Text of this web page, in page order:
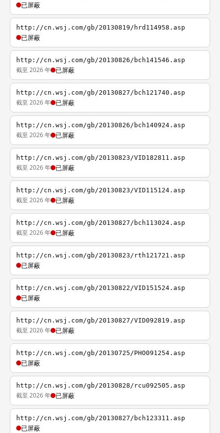
已屏蔽
http://cn.wsj.com/gb/20130819/hrd114958.asp
已屏蔽
http://cn.wsj.com/gb/20130826/bch141546.asp
截至 2026 年 已屏蔽
http://cn.wsj.com/gb/20130827/bch121740.asp
截至 2026 年 已屏蔽
http://cn.wsj.com/gb/20130826/bch140924.asp
截至 2026 年 已屏蔽
http://cn.wsj.com/gb/20130823/VID182811.asp
截至 2026 年 已屏蔽
http://cn.wsj.com/gb/20130823/VID115124.asp
截至 2026 年 已屏蔽
http://cn.wsj.com/gb/20130827/bch113024.asp
截至 2026 年 已屏蔽
http://cn.wsj.com/gb/20130823/rth121721.asp
已屏蔽
http://cn.wsj.com/gb/20130822/VID151524.asp
已屏蔽
http://cn.wsj.com/gb/20130827/VID092819.asp
截至 2026 年 已屏蔽
http://cn.wsj.com/gb/20130725/PHO091254.asp
已屏蔽
http://cn.wsj.com/gb/20130828/rcu092505.asp
截至 2026 年 已屏蔽
http://cn.wsj.com/gb/20130827/bch123311.asp
已屏蔽